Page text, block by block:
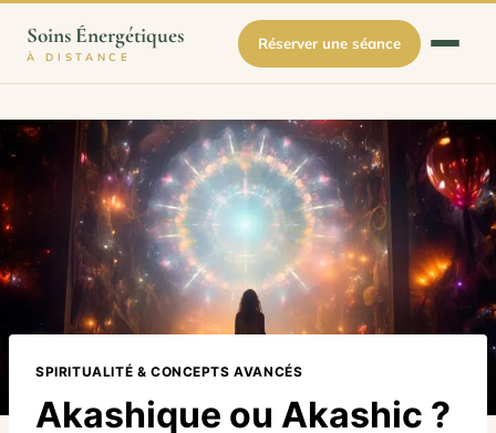
Soins Énergétiques
À DISTANCE
Réserver une séance
au
contenu
SPIRITUALITÉ & CONCEPTS AVANCÉS
Akashique ou Akashic ?